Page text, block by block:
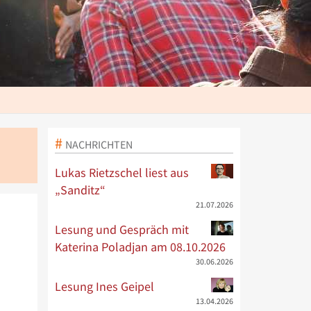
NACHRICHTEN
Lukas Rietzschel liest aus
„Sanditz“
21.07.2026
Lesung und Gespräch mit
Katerina Poladjan am 08.10.2026
30.06.2026
Lesung Ines Geipel
13.04.2026